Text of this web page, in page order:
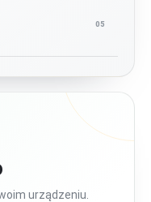
05
urządzeniu.